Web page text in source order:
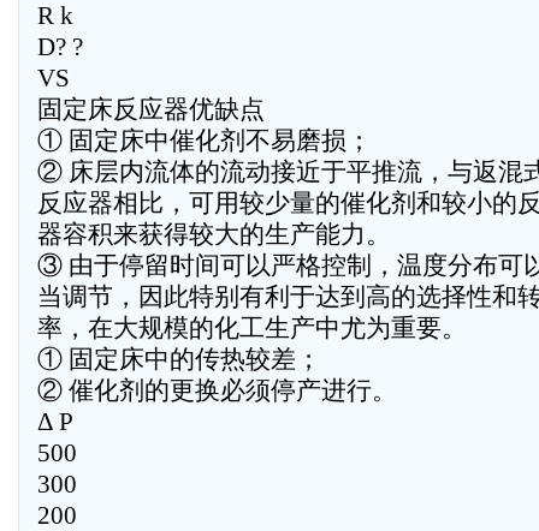
R k
D? ?
VS
固定床反应器优缺点
① 固定床中催化剂不易磨损；
② 床层内流体的流动接近于平推流，与返混
反应器相比，可用较少量的催化剂和较小的
器容积来获得较大的生产能力。
③ 由于停留时间可以严格控制，温度分布可
当调节，因此特别有利于达到高的选择性和
率，在大规模的化工生产中尤为重要。
① 固定床中的传热较差；
② 催化剂的更换必须停产进行。
Δ P
500
300
200